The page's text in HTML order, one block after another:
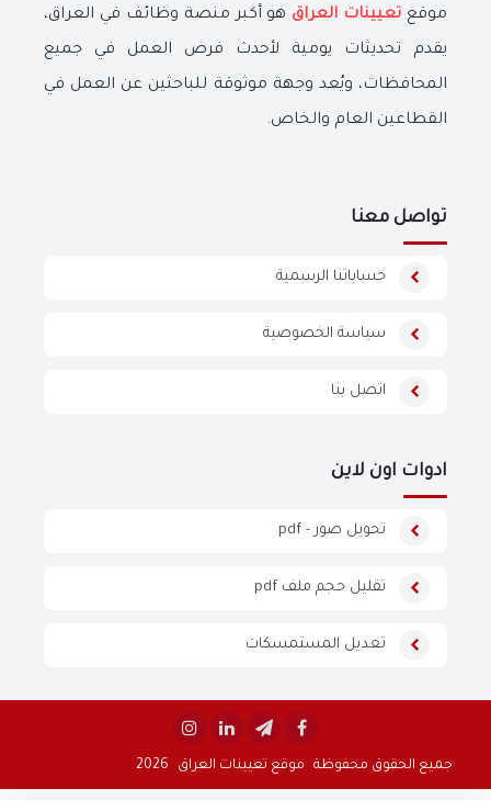
موقع تعيينات العراق هو أكبر منصة وظائف في العراق،
يقدم تحديثات يومية لأحدث فرص العمل في جميع
المحافظات، ويُعد وجهة موثوقة للباحثين عن العمل في
القطاعين العام والخاص.
تواصل معنا
حساباتنا الرسمية
سياسة الخصوصية
اتصل بنا
ادوات اون لاين
تحويل صور - pdf
تقليل حجم ملف pdf
تعديل المستمسكات


جميع الحقوق محفوظة موقع تعيينات العراق 2026